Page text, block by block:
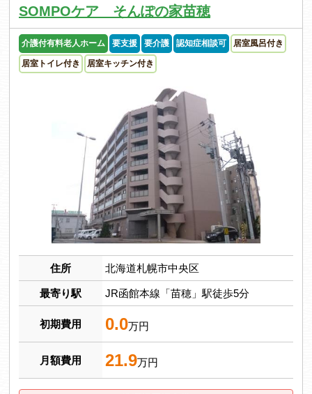
SOMPOケア そんぽの家苗穂
介護付有料老人ホーム 要支援 要介護 認知症相談可 居室風呂付き
居室トイレ付き 居室キッチン付き
住所 北海道札幌市中央区
最寄り駅 JR函館本線「苗穂」駅徒歩5分
初期費用 0.0万円
月額費用 21.9万円